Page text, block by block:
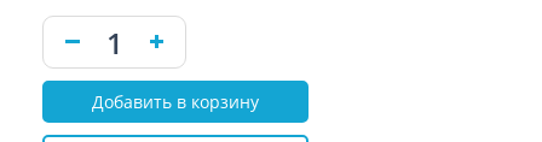
Добавить в корзину